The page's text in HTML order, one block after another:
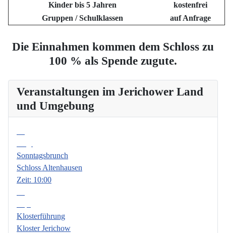
Veranstaltungen im Jerichower Land
und Umgebung
Sonntagsbrunch
Schloss Altenhausen
Zeit: 10:00
Klosterführung
Kloster Jerichow
Kinder bis 5 Jahren
kostenfrei
Gruppen / Schulklassen
auf Anfrage
Die Einnahmen kommen dem Schloss zu
100 % als Spende zugute.